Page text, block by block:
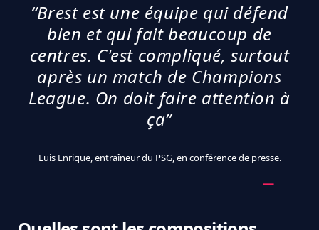
“Brest est une équipe qui défend
bien et qui fait beaucoup de
centres. C'est compliqué, surtout
après un match de Champions
League. On doit faire attention à
ça”
Luis Enrique, entraîneur du PSG, en conférence de presse.